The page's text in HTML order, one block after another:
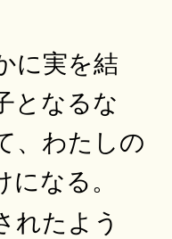
に実を結
となるな
、わたしの
なる。
れたよう